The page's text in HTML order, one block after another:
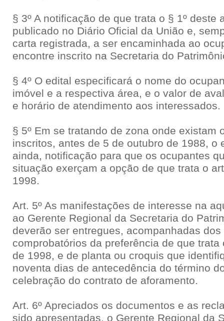
§ 3º A notificação de que trata o § 1º deste
publicado no Diário Oficial da União e,
carta registrada, a ser encaminhada ao
encontre inscrito na Secretaria do
§ 4º O edital especificará o nome do
imóvel e a respectiva área, e o valor de
e horário de atendimento aos interessados.
§ 5º Em se tratando de zona onde existam
inscritos, antes de 5 de outubro de 1988, o
ainda, notificação para que os ocupantes
situação exerçam a opção de que trata o
1998.
Art. 5º As manifestações de interesse na
ao Gerente Regional da Secretaria do
deverão ser entregues, acompanhadas
comprobatórios da preferência de que trata
de 1998, e de planta ou croquis que
noventa dias de antecedência do término
celebração do contrato de aforamento.
Art. 6º Apreciados os documentos e as
sido apresentadas, o Gerente Regional da